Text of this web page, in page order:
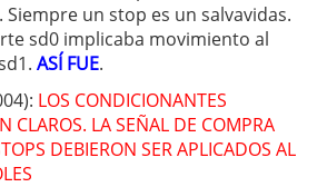
Siempre un stop es un salvavidas.
sd0 implicaba movimiento al
ASÍ FUE.
LOS CONDICIONANTES
CLAROS. LA SEÑAL DE COMPRA
DEBIERON SER APLICADOS AL